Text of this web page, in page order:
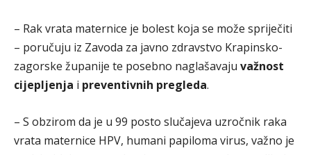
– Rak vrata maternice je bolest koja se može spriječiti
– poručuju iz Zavoda za javno zdravstvo Krapinsko-
zagorske županije te posebno naglašavaju važnost
cijepljenja i preventivnih pregleda.
– S obzirom da je u 99 posto slučajeva uzročnik raka
vrata maternice HPV, humani papiloma virus, važno je